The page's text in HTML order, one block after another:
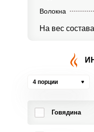
Волокна
На вес состава
4 порции
Говядина